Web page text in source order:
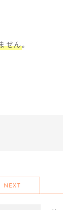
せん。
NEXT